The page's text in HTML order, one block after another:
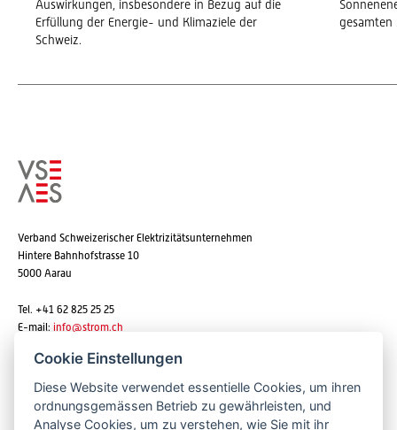
Auswirkungen, insbesondere in Bezug auf die
Erfüllung der Energie- und Klimaziele der
Schweiz.
gesamten
Verband Schweizerischer Elektrizitätsunternehmen
Hintere Bahnhofstrasse 10
5000 Aarau
Tel. +41 62 825 25 25
E-mail: info@strom.ch
Newsletter abonnieren
Cookie Einstellungen
Diese Website verwendet essentielle Cookies, um ihren
ordnungsgemässen Betrieb zu gewährleisten, und
Analyse Cookies, um zu verstehen, wie Sie mit ihr